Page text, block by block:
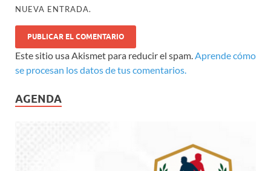
NUEVA ENTRADA.
Este sitio usa Akismet para reducir el spam. Aprende cómo
se procesan los datos de tus comentarios.
AGENDA